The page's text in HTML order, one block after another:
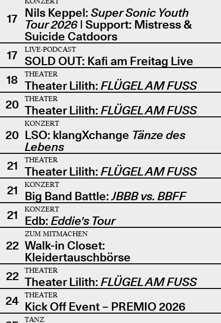
17 Nils Keppel: Super Sonic Youth
Tour 2026| Support: Mistress &
Suicide Catdoors
17
LIVE-PODCAST
SOLD OUT: Kafi am Freitag Live
18
THEATER
Theater Lilith: FLÜGEL AM FUSS
20
THEATER
Theater Lilith: FLÜGEL AM FUSS
20
KONZERT
LSO: klangXchange Tänze des
Lebens
21
THEATER
Theater Lilith: FLÜGEL AM FUSS
21
KONZERT
Big Band Battle:JBBB vs. BBFF
21
KONZERT
Edb: Eddie's Tour
22
ZUM MITMACHEN
Walk-in Closet:
Kleidertauschbörse
22
THEATER
Theater Lilith: FLÜGEL AM FUSS
24
THEATER
Kick Off Event – PREMIO 2026
TANZ